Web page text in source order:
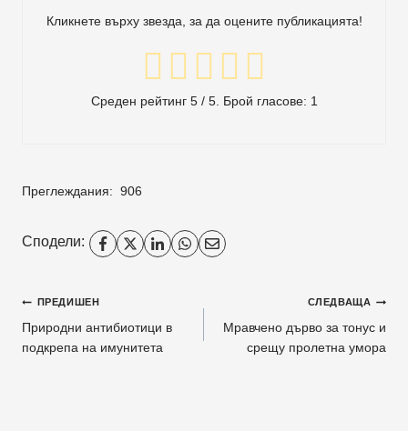
Кликнете върху звезда, за да оцените публикацията!
Среден рейтинг 5/ 5. Брой гласове: 1
Преглеждания: 906
Сподели:
Навигация
ПРЕДИШЕН
Природни антибиотици в
подкрепа на имунитета
СЛЕДВАЩА
Мравчено дърво за тонус и
срещу пролетна умора